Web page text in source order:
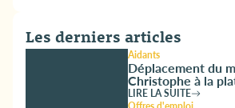
Les derniers articles
Aidants
Déplacement du
Christophe à la
LIRE LA SUITE